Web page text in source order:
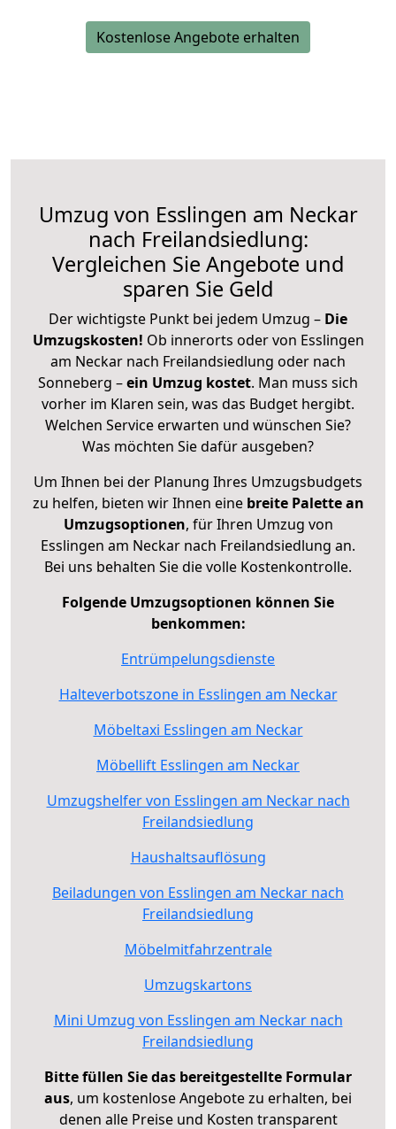
Kostenlose Angebote erhalten
Umzug von Esslingen am Neckar
nach Freilandsiedlung:
Vergleichen Sie Angebote und
sparen Sie Geld
Der wichtigste Punkt bei jedem Umzug – Die
Umzugskosten! Ob innerorts oder von Esslingen
am Neckar nach Freilandsiedlung oder nach
Sonneberg –ein Umzug kostet. Man muss sich
vorher im Klaren sein, was das Budget hergibt.
Welchen Service erwarten und wünschen Sie?
Was möchten Sie dafür ausgeben?
Um Ihnen bei der Planung Ihres Umzugsbudgets
zu helfen, bieten wir Ihnen eine breite Palette an
Umzugsoptionen, für Ihren Umzug von
Esslingen am Neckar nach Freilandsiedlung an.
Bei uns behalten Sie die volle Kostenkontrolle.
Folgende Umzugsoptionen können Sie
benkommen:
Entrümpelungsdienste
Halteverbotszone in Esslingen am Neckar
Möbeltaxi Esslingen am Neckar
Möbellift Esslingen am Neckar
Umzugshelfer von Esslingen am Neckar nach
Freilandsiedlung
Haushaltsauflösung
Beiladungen von Esslingen am Neckar nach
Freilandsiedlung
Möbelmitfahrzentrale
Umzugskartons
Mini Umzug von Esslingen am Neckar nach
Freilandsiedlung
Bitte füllen Sie das bereitgestellte Formular
aus, um kostenlose Angebote zu erhalten, bei
denen alle Preise und Kosten transparent